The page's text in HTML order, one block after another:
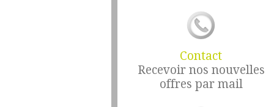
Contact
Recevoir nos nouvelles
offres par mail